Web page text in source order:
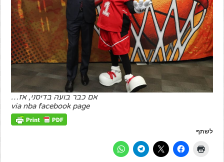
אם כבר בועה בדיסני, אז…
via nba facebook page
לשתף